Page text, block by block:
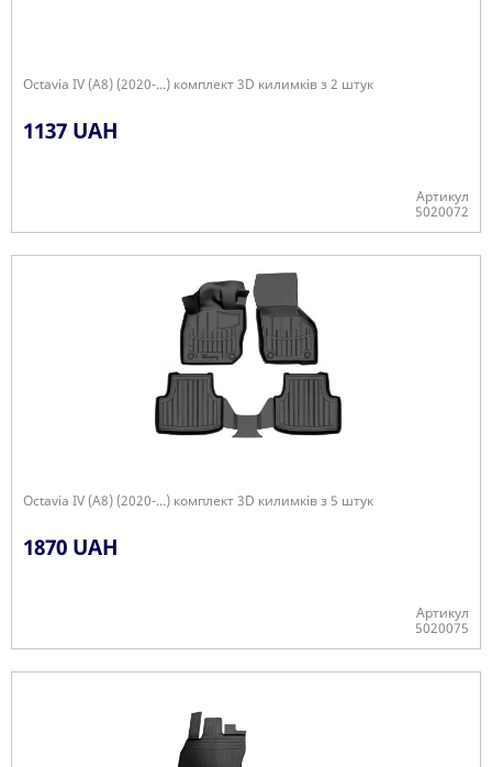
Octavia IV (A8) (2020-...) комплект 3D килимків з 2 штук
1137 UAH
Артикул
5020072
Octavia IV (A8) (2020-...) комплект 3D килимків з 5 штук
1870 UAH
Артикул
5020075